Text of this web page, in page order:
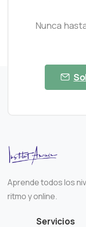
Nunca
Aprende todos los
ritmo y online.
Servicios